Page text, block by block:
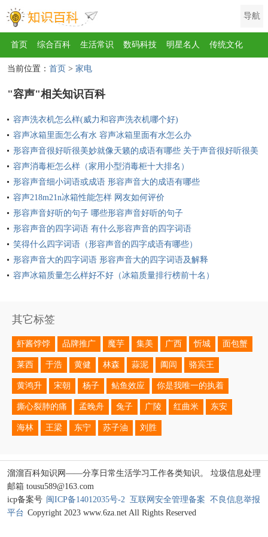
导航
首页 综合百科 生活常识 数码科技 明星名人 传统文化
互联网 健康 影视
运动 游戏 家电 地理
歌曲 动物 植物
当前位置： 首页 > 家电
"容声"相关知识百科
容声洗衣机怎么样(威力和容声洗衣机哪个好)
容声冰箱里面怎么有水 容声冰箱里面有水怎么办
形容声音很好听很美妙就像天籁的成语有哪些 关于声音很好听很美
妙如天籁的成语
容声消毒柜怎么样（家用小型消毒柜十大排名）
形容声音细小词语或成语 形容声音大的成语有哪些
容声218m21n冰箱性能怎样 网友如何评价
形容声音好听的句子 哪些形容声音好听的句子
形容声音的四字词语 有什么形容声音的四字词语
笑得什么四字词语（形容声音的四字成语有哪些）
形容声音大的四字词语 形容声音大的四字词语及解释
容声冰箱质量怎么样好不好（冰箱质量排行榜前十名）
其它标签
虾酱饽饽 品牌推广 魔芋 集美 广西 忻城 面包蟹
莱西 于浩 黄健 林森 蒜泥 阖闾 骆宾王
黄鸿升 宋朝 杨子 鲇鱼效应 你是我唯一的执着
撕心裂肺的痛 孟晚舟 兔子 广陵 红曲米 东安
海林 王梁 东宁 苏子油 刘胜
溜溜百科知识网——分享日常生活学习工作各类知识。 垃圾信息处理
邮箱 tousu589@163.com
icp备案号 闽ICP备14012035号-2 互联网安全管理备案 不良信息举报
平台 Copyright 2023 www.6za.net All Rights Reserved